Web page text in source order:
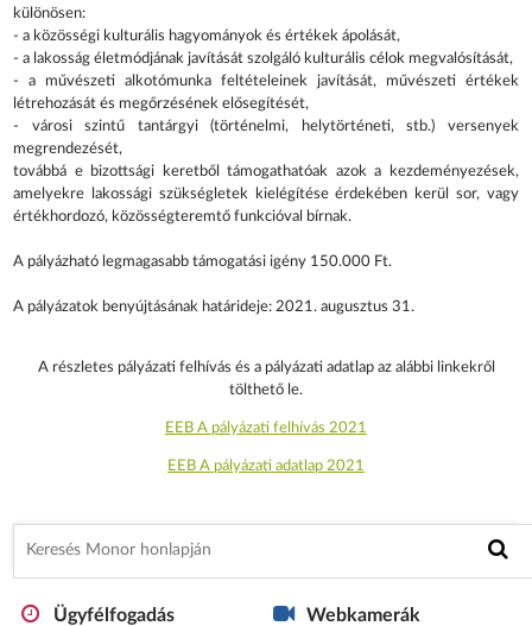
különösen:
- a közösségi kulturális hagyományok és értékek ápolását,
- a lakosság életmódjának javítását szolgáló kulturális célok megvalósítását,
- a művészeti alkotómunka feltételeinek javítását, művészeti értékek
létrehozását és megőrzésének elősegítését,
- városi szintű tantárgyi (történelmi, helytörténeti, stb.) versenyek
megrendezését,
továbbá e bizottsági keretből támogathatóak azok a kezdeményezések,
amelyekre lakossági szükségletek kielégítése érdekében kerül sor, vagy
értékhordozó, közösségteremtő funkcióval bírnak.
A pályázható legmagasabb támogatási igény 150.000 Ft.
A pályázatok benyújtásának határideje: 2021. augusztus 31.
A részletes pályázati felhívás és a pályázati adatlap az alábbi linkekről
tölthető le.
EEB A pályázati felhívás 2021
EEB A pályázati adatlap 2021
Ügyfélfogadás
Webkamerák